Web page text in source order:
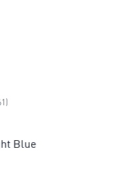
Manchester City
City
Blue